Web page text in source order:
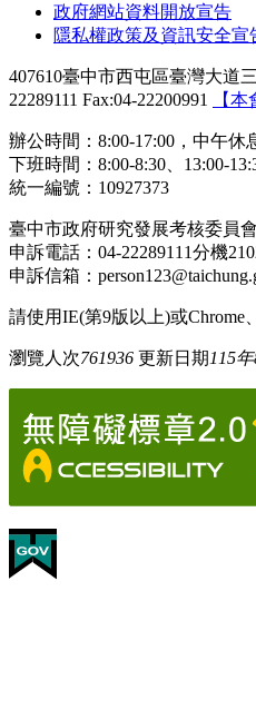
政府網站資料開放宣告
隱私權政策及資訊安全宣
407610臺中市西屯區臺灣大道
22289111 Fax:04-22200991
【
辦公時間：8:00-17:00，中午休
下班時間：8:00-8:30、13:00-
統一編號：10927373
臺中市政府研究發展考核委員
申訴電話：04-22289111分機
申訴信箱：
請使用IE(第9版以上)或Chrome
瀏覽人次761936 更新日期 115